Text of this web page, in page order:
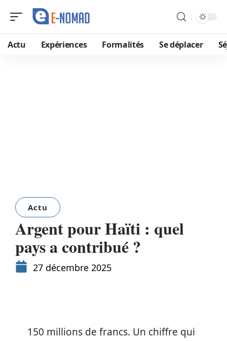
Actu Expériences Formalités Se déplacer
Actu
Argent pour Haïti : quel
pays a contribué ?
27 décembre 2025
150 millions de francs. Un chiffre qui